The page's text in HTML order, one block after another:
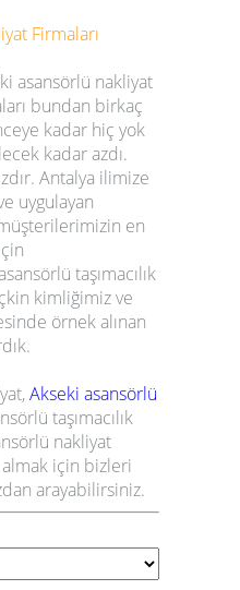
Firmaları
asansörlü nakliyat
bundan birkaç
kadar hiç yok
kadar azdı.
Antalya ilimize
uygulayan
en
taşımacılık
kimliğimiz ve
örnek alınan
,Akseki asansörlü
taşımacılık
nakliyat
için bizleri
arayabilirsiniz.